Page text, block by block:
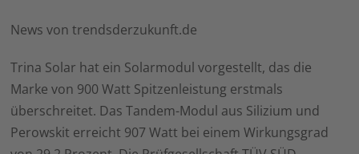
News von trendsderzukunft.de
Trina Solar hat ein Solarmodul vorgestellt, das die
Marke von 900 Watt Spitzenleistung erstmals
überschreitet. Das Tandem-Modul aus Silizium und
Perowskit erreicht 907 Watt bei einem Wirkungsgrad